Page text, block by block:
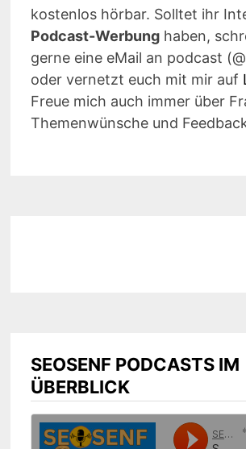
kostenlos hörbar. Solltet ihr
Podcast-Werbunghaben,
gerne eine eMail an podcast
oder vernetzt euch mit mir auf
Freue mich auch immer über
Themenwünsche und
SEOSENF PODCASTS IM
ÜBERBLICK